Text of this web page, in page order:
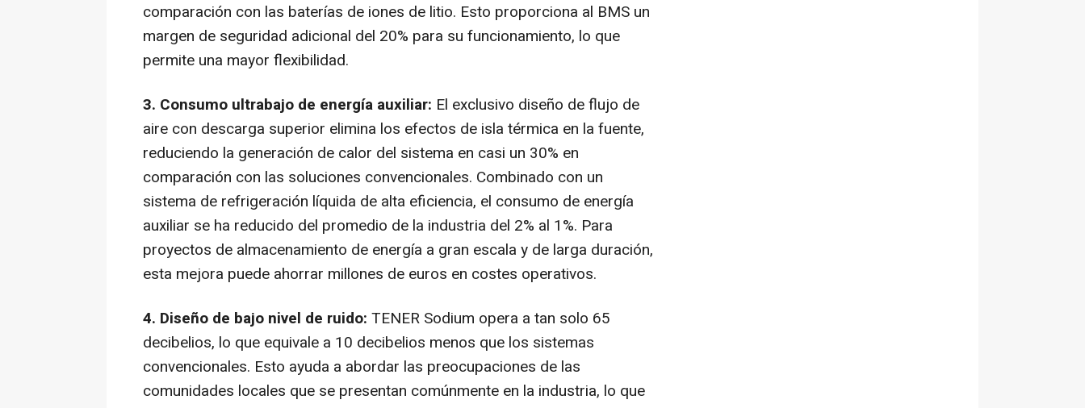
comparación con las baterías de iones de litio. Esto proporciona al BMS un
margen de seguridad adicional del 20% para su funcionamiento, lo que
permite una mayor flexibilidad.
3. Consumo ultrabajo de energía auxiliar: El exclusivo diseño de flujo de
aire con descarga superior elimina los efectos de isla térmica en la fuente,
reduciendo la generación de calor del sistema en casi un 30% en
comparación con las soluciones convencionales. Combinado con un
sistema de refrigeración líquida de alta eficiencia, el consumo de energía
auxiliar se ha reducido del promedio de la industria del 2% al 1%. Para
proyectos de almacenamiento de energía a gran escala y de larga duración,
esta mejora puede ahorrar millones de euros en costes operativos.
4. Diseño de bajo nivel de ruido: TENER Sodium opera a tan solo 65
decibelios, lo que equivale a 10 decibelios menos que los sistemas
convencionales. Esto ayuda a abordar las preocupaciones de las
comunidades locales que se presentan comúnmente en la industria, lo que